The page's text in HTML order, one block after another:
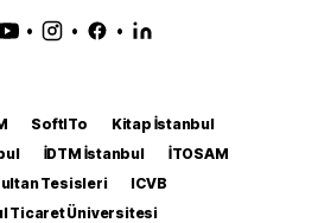
• • •
SoftITo
Kitap İstanbul
İDTM İstanbul
İTOSAM
Tesisleri
ICVB
Ticaret Üniversitesi